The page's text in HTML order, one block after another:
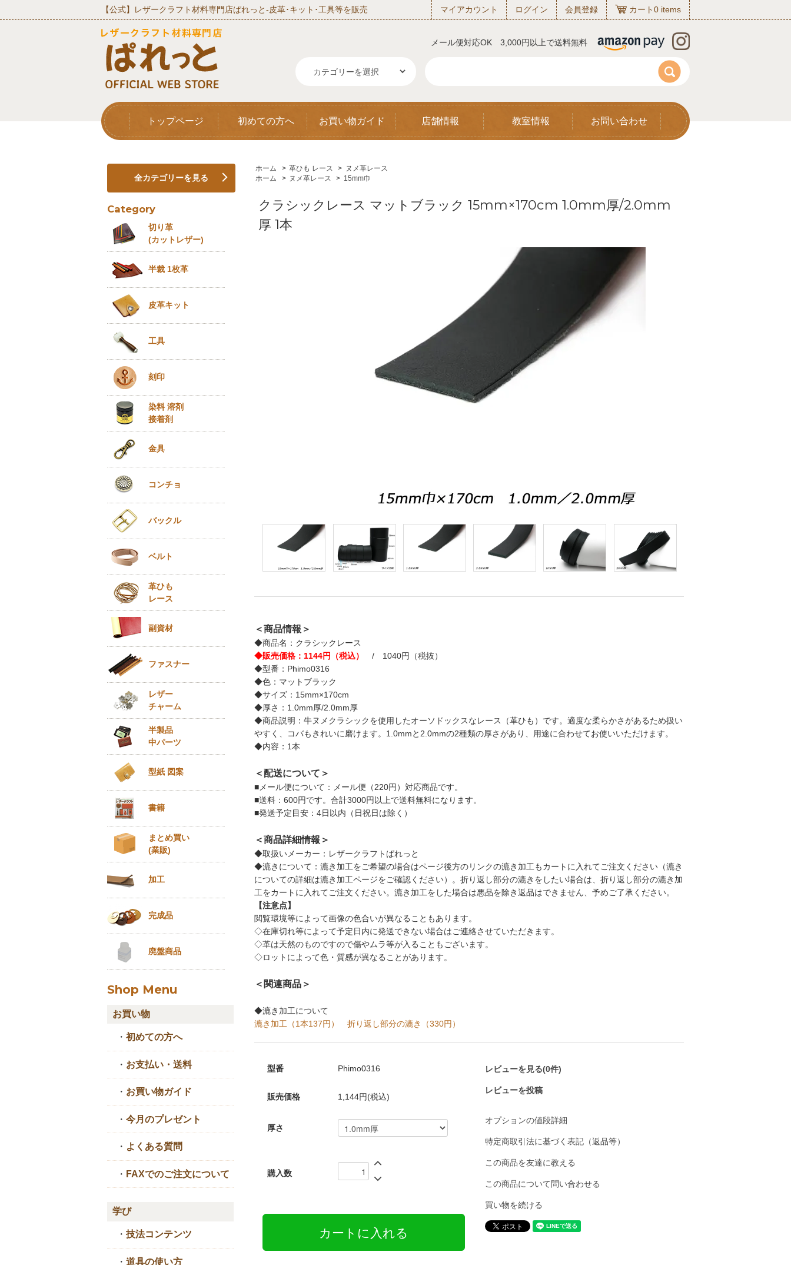
【公式】レザークラフト材料専門店ぱれっと‐皮革･キット･工具等を販売 マイアカウント ログイン 会員登録 カート0 items
メール便対応OK 3,000円以上で送料無料
トップページ 初めての方へ お買い物ガイド 店舗情報 教室情報 お問い合わせ
ホーム > 革ひも レース > ヌメ革レース
ホーム
> ヌメ革レース > 15mm巾
クラシックレース マットブラック 15mm×170cm 1.0mm厚/2.0mm
厚 1本
＜商品情報＞
◆商品名：クラシックレース
◆販売価格：1144円（税込）
/ 1040円（税抜）
◆型番：Phimo0316
◆色：マットブラック
◆サイズ：15mm×170cm
◆厚さ：1.0mm厚/2.0mm厚
◆商品説明：牛ヌメクラシックを使用したオーソドックスなレース（革ひも）です。適度な柔らかさがあるため扱い
やすく、コバもきれいに磨けます。1.0mmと2.0mmの2種類の厚さがあり、用途に合わせてお使いいただけます。
◆内容：1本
＜配送について＞
■メール便について：メール便（220円）対応商品です。
■送料：600円です。合計3000円以上で送料無料になります。
■発送予定目安：4日以内（日祝日は除く）
＜商品詳細情報＞
◆取扱いメーカー：レザークラフトぱれっと
◆漉きについて：漉き加工をご希望の場合はページ後方のリンクの漉き加工もカートに入れてご注文ください（漉き
についての詳細は漉き加工ページをご確認ください）。折り返し部分の漉きをしたい場合は、折り返し部分の漉き加
工をカートに入れてご注文ください。漉き加工をした場合は悪品を除き返品はできません、予めご了承ください。
【注意点】
閲覧環境等によって画像の色合いが異なることもあります。
◇在庫切れ等によって予定日内に発送できない場合はご連絡させていただきます。
◇革は天然のものですので傷やムラ等が入ることもございます。
◇ロットによって色・質感が異なることがあります。
＜関連商品＞
◆漉き加工について
漉き加工（1本137円）
折り返し部分の漉き（330円）
型番 Phimo0316
販売価格 1,144円(税込)
厚さ
購入数
レビューを見る(0件)
レビューを投稿
オプションの値段詳細
特定商取引法に基づく表記（返品等）
この商品を友達に教える
この商品について問い合わせる
買い物を続ける
全カテゴリーを見る
Category
切り革
(カットレザー)
半裁 1枚革
皮革キット
工具
刻印
染料 溶剤
接着剤
金具
コンチョ
バックル
ベルト
革ひも
レース
副資材
ファスナー
レザー
チャーム
半製品
中パーツ
型紙 図案
書籍
まとめ買い
(業販)
加工
完成品
廃盤商品
Shop Menu
お買い物
・ 初めての方へ
・ お支払い・送料
・ お買い物ガイド
・ 今月のプレゼント
・ よくある質問
・ FAXでのご注文について
学び
・ 技法コンテンツ
・ 道具の使い方